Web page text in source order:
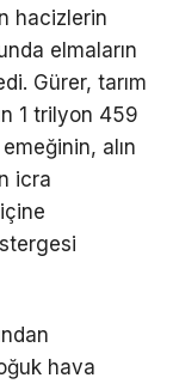
hacizlerin
elmaların
Gürer, tarım
1 trilyon 459
alın
icra
hava